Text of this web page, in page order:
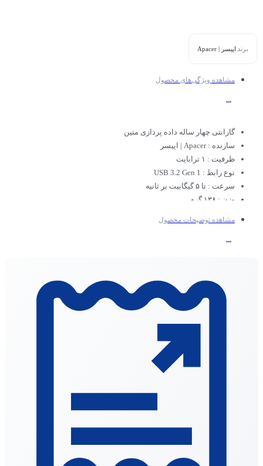
برند اپیسر | Apacer
مشاهده ویژگی‌های محصول
گارانتی چهار ساله داده پردازی متین
سازنده : Apacer | اپیسر
ظرفیت : ۱ ترابایت
نوع رابط : USB 3.2 Gen 1
سرعت : تا ۵ گیگابیت بر ثانیه
وزن : ۱۳۸ گرم
مشاهده توضیحات محصول